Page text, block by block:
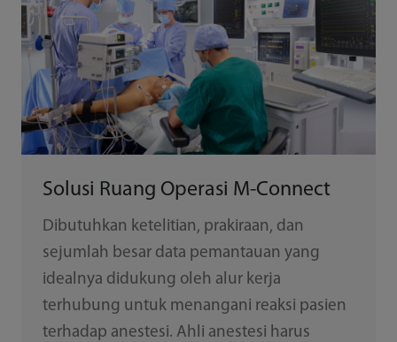
Solusi Ruang Operasi M-Connect
Dibutuhkan ketelitian, prakiraan, dan
sejumlah besar data pemantauan yang
idealnya didukung oleh alur kerja
terhubung untuk menangani reaksi pasien
terhadap anestesi. Ahli anestesi harus